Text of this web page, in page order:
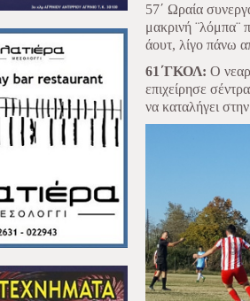
57΄ Ωραία
μακρινή ¨λόμπα¨
άουτ, λίγο πάνω
61΄ΓΚΟΛ: Ο
επιχείρησε
να καταλήγει